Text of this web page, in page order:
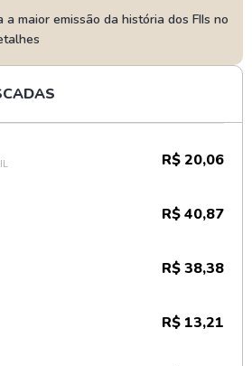
a maior emissão da história dos FIIs no
R$ 20,06
R$ 40,87
R$ 38,38
R$ 13,21